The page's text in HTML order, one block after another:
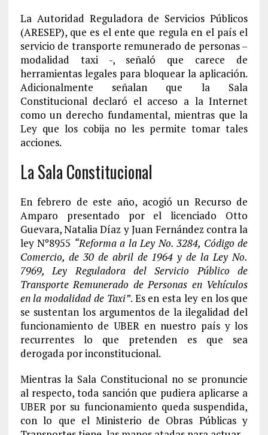
La Autoridad Reguladora de Servicios Públicos
(ARESEP), que es el ente que regula en el país el
servicio de transporte remunerado de personas –
modalidad taxi -, señaló que carece de
herramientas legales para bloquear la aplicación.
Adicionalmente señalan que la Sala
Constitucional declaró el acceso a la Internet
como un derecho fundamental, mientras que la
Ley que los cobija no les permite tomar tales
acciones.
La Sala Constitucional
En febrero de este año, acogió un Recurso de
Amparo presentado por el licenciado Otto
Guevara, Natalia Díaz y Juan Fernández contra la
ley Nº8955 “Reforma a la Ley No. 3284, Código de
Comercio, de 30 de abril de 1964 y de la Ley No.
7969, Ley Reguladora del Servicio Público de
Transporte Remunerado de Personas en Vehículos
en la modalidad de Taxi”. Es en esta ley en los que
se sustentan los argumentos de la ilegalidad del
funcionamiento de UBER en nuestro país y los
recurrentes lo que pretenden es que sea
derogada por inconstitucional.
Mientras la Sala Constitucional no se pronuncie
al respecto, toda sanción que pudiera aplicarse a
UBER por su funcionamiento queda suspendida,
con lo que el Ministerio de Obras Públicas y